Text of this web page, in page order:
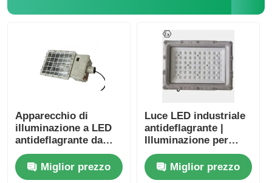
Apparecchio di
illuminazione a LED
antideflagrante da
250W 400W 1000W
per lampada a ioduri
metallici
Miglior prezzo
Luce LED industriale
antideflagrante |
Illuminazione per
aree pericolose delle
zone 1 e 2Miglior prezzo